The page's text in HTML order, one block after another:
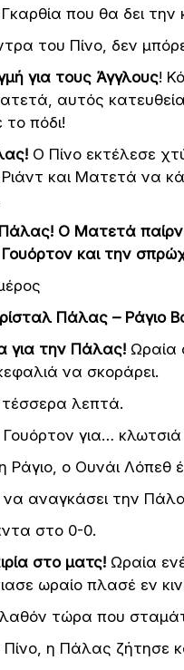
που θα δει την
του Πίνο, δεν
για τους Άγγλους!
αυτός
το πόδι!
Ο Πίνο εκτέλεσε
Ριάντ και Ματετά να
Ο Ματετά
και την
Πάλας – Ράγιο
για την Πάλας! Ωραία
να σκοράρει.
τέσσερα λεπτά.
Γουόρτον για…
Ράγιο, ο Ουνάι
να αναγκάσει την
στο 0-0.
στο ματς! Ωραία
ωραίο πλασέ εν
τώρα που
η Πάλας ζήτησε